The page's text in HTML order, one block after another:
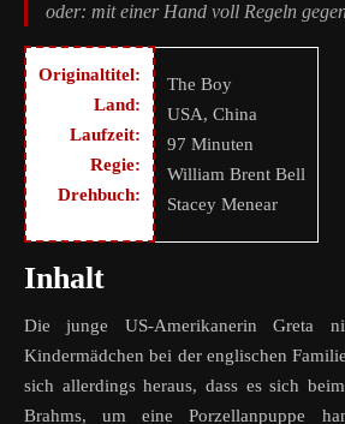
oder: mit einer Hand voll Regeln
Originaltitel:
Land:
Laufzeit:
Regie:
Drehbuch:
The Boy
USA, China
97 Minuten
William Brent Bell
Stacey Menear
Inhalt
Die junge US-Amerikanerin Greta
Kindermädchen bei der englischen
sich allerdings heraus, dass es sich
Brahms, um eine Porzellanpuppe